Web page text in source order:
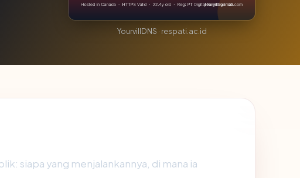
YourvillDNS · respati.ac.id
siapa yang menjalankannya, di mana ia